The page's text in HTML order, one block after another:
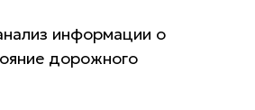
информации о
дорожного